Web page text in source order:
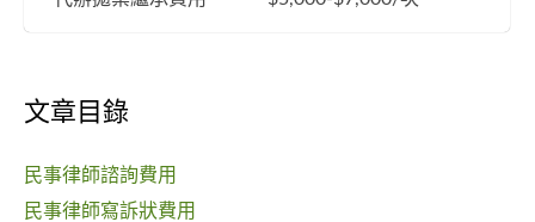
文章目錄
民事律師諮詢費用
民事律師寫訴狀費用